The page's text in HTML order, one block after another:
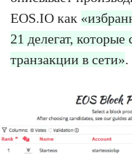
EOS.IO как
21 делегат,
транзакции в сети».